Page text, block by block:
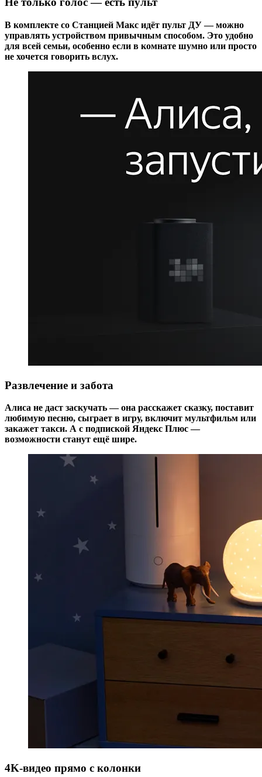
В комплекте со Станцией Макс идёт пульт ДУ — можно
управлять устройством привычным способом. Это удобно
для всей семьи, особенно если в комнате шумно или просто
не хочется говорить вслух.
Развлечение и забота
Алиса не даст заскучать — она расскажет сказку, поставит
любимую песню, сыграет в игру, включит мультфильм или
закажет такси. А с подпиской Яндекс Плюс —
возможности станут ещё шире.
4K-видео прямо с колонки